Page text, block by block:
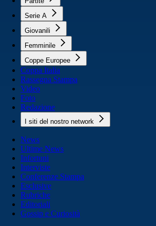
Serie A
Giovanili
Femminile
Coppe Europee
Coppa Italia
Rassegna Stampa
Video
Foto
Redazione
I siti del nostro network
News
Ultime News
Infortuni
Interviste
Conferenze Stampa
Esclusive
Rubriche
Editoriali
Gossip e Curiosità